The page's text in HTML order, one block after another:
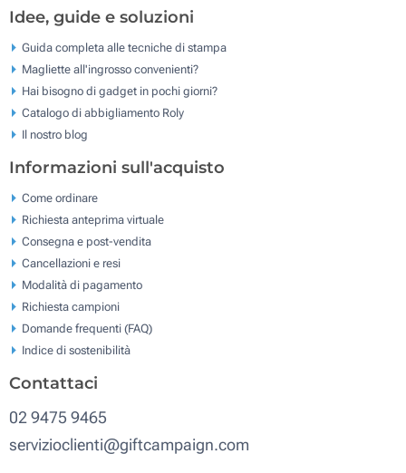
Idee, guide e soluzioni
Guida completa alle tecniche di stampa
Magliette all'ingrosso convenienti?
Hai bisogno di gadget in pochi giorni?
Catalogo di abbigliamento Roly
Il nostro blog
Informazioni sull'acquisto
Come ordinare
Richiesta anteprima virtuale
Consegna e post-vendita
Cancellazioni e resi
Modalità di pagamento
Richiesta campioni
Domande frequenti (FAQ)
Indice di sostenibilità
Contattaci
02 9475 9465
servizioclienti@giftcampaign.com